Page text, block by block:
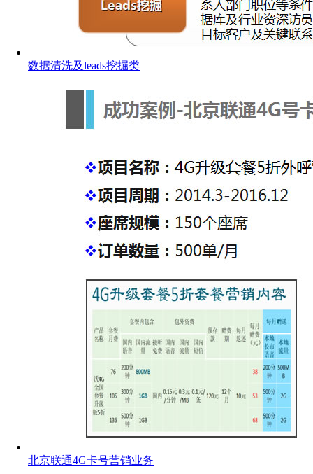
数据清洗及leads挖掘类
北京联通4G卡号营销业务